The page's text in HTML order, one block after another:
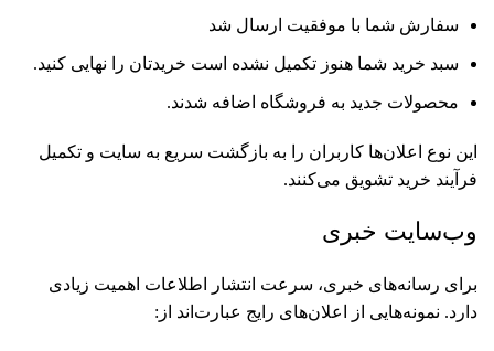
سفارش شما با موفقیت ارسال شد
سبد خرید شما هنوز تکمیل نشده است خریدتان را نهایی کنید.
محصولات جدید به فروشگاه اضافه شدند.
این نوع اعلان‌ها کاربران را به بازگشت سریع به سایت و تکمیل
فرآیند خرید تشویق می‌کنند.
وب‌سایت خبری
برای رسانه‌های خبری، سرعت انتشار اطلاعات اهمیت زیادی
دارد. نمونه‌هایی از اعلان‌های رایج عبارت‌اند از: